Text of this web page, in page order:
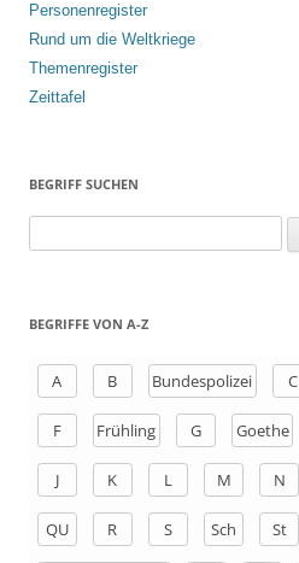
Personenregister
Rund um die Weltkriege
Themenregister
Zeittafel
BEGRIFF SUCHEN
h
BEGRIFFE VON A-Z
A B Bundespolizei C
F Frühling G Goethe
J K L M N
QU R S Sch St